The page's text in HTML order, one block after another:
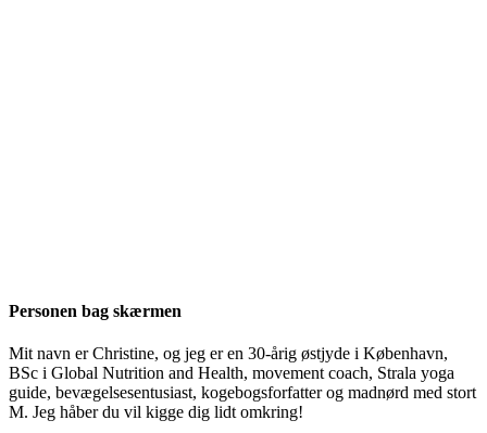
Personen bag skærmen
Mit navn er Christine, og jeg er en 30-årig østjyde i København,
BSc i Global Nutrition and Health, movement coach, Strala yoga
guide, bevægelsesentusiast, kogebogsforfatter og madnørd med stort
M. Jeg håber du vil kigge dig lidt omkring!